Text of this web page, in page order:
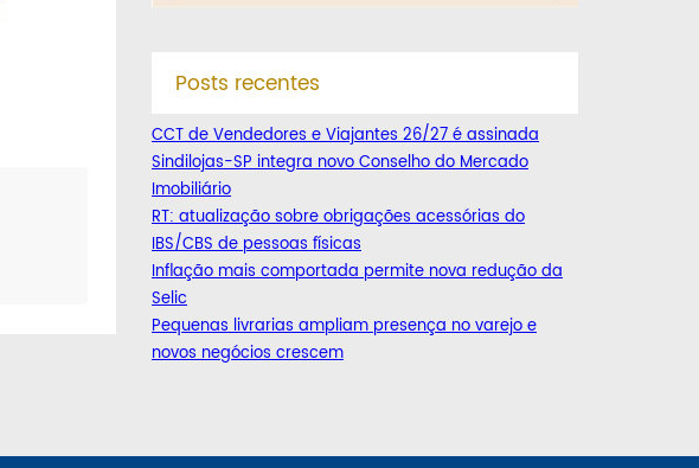
Posts recentes
CCT de Vendedores e Viajantes 26/27 é assinada
Sindilojas-SP integra novo Conselho do Mercado
Imobiliário
RT: atualização sobre obrigações acessórias do
IBS/CBS de pessoas físicas
Inflação mais comportada permite nova redução da
Selic
Pequenas livrarias ampliam presença no varejo e
novos negócios crescem